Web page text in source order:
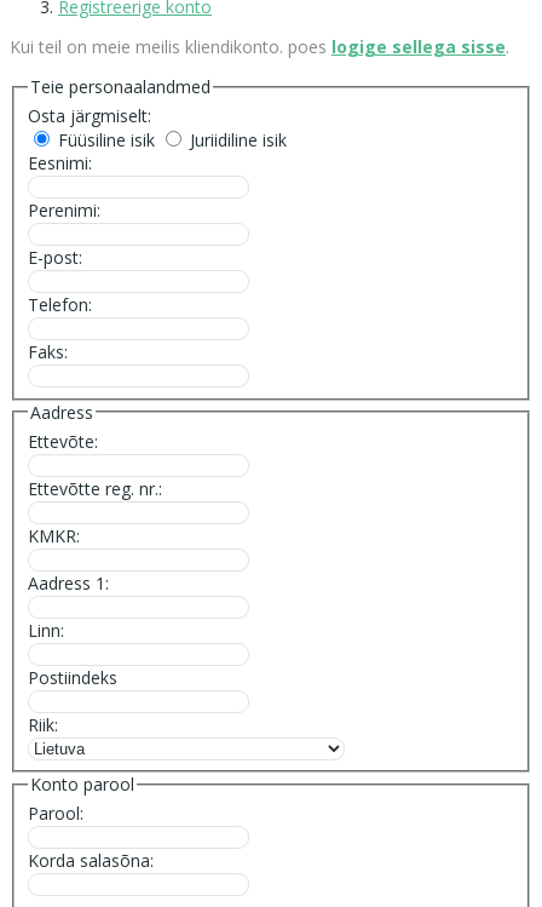
Registreerige konto
Kui teil on meie meilis kliendikonto. poes logige sellega sisse.
Teie personaalandmed
Osta järgmiselt:
Füüsiline isik
Juriidiline isik
Eesnimi:
Perenimi:
E-post:
Telefon:
Faks:
Aadress
Ettevõte:
Ettevõtte reg. nr.:
KMKR:
Aadress 1:
Linn:
Postiindeks
Riik:
Konto parool
Parool:
Korda salasõna: